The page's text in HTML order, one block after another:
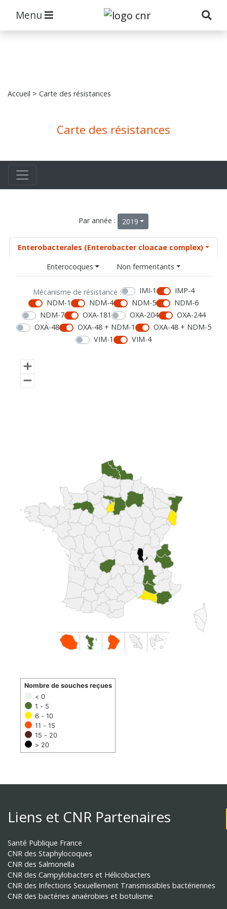
Menu
Accueil > Carte des résistances
Carte des résistances
Par année : 2019
Enterobacterales (Enterobacter cloacae complex)
Enterocoques
Non fermentants
Mécanisme de résistance : IMI-1
IMP-4
NDM-1
NDM-4 NDM-5
NDM-6
NDM-7
OXA-181 OXA-204
OXA-244
OXA-48
OXA-48 + NDM-1
OXA-48 + NDM-5
VIM-1
VIM-4
< 0
1 - 5
6 - 10
11 - 15
15 - 20
> 20
Nombre de souches reçues
Liens et CNR Partenaires
Santé Publique France
CNR des Staphylocoques
CNR des Salmonella
CNR des Campylobacters et Hélicobacters
CNR des Infections Sexuellement Transmissibles bactériennes
CNR des bactéries anaérobies et botulisme